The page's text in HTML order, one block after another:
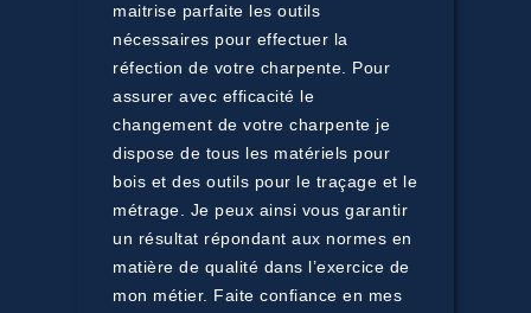
maitrise parfaite les outils
nécessaires pour effectuer la
réfection de votre charpente. Pour
assurer avec efficacité le
changement de votre charpente je
dispose de tous les matériels pour
bois et des outils pour le traçage et le
métrage. Je peux ainsi vous garantir
un résultat répondant aux normes en
matière de qualité dans l’exercice de
mon métier. Faite confiance en mes